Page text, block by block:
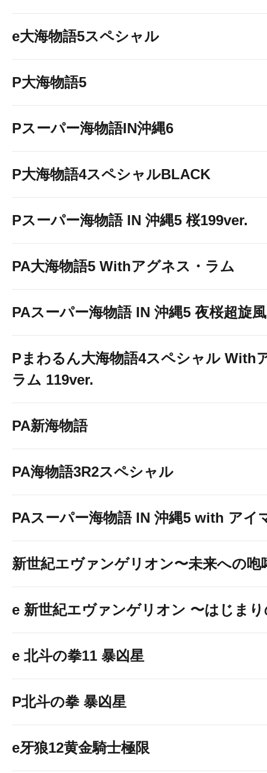
e大海物語5スペシャル
P大海物語5
Pスーパー海物語IN沖縄6
P大海物語4スペシャルBLACK
Pスーパー海物語 IN 沖縄5 桜199ver.
PA大海物語5 Withアグネス・ラム
PAスーパー海物語 IN 沖縄5 夜桜超旋
Pまわるん大海物語4スペシャル With
ラム 119ver.
PA新海物語
PA海物語3R2スペシャル
PAスーパー海物語 IN 沖縄5 with アイ
新世紀エヴァンゲリオン〜未来への咆
e 新世紀エヴァンゲリオン 〜はじま
e 北斗の拳11 暴凶星
P北斗の拳 暴凶星
e牙狼12黄金騎士極限